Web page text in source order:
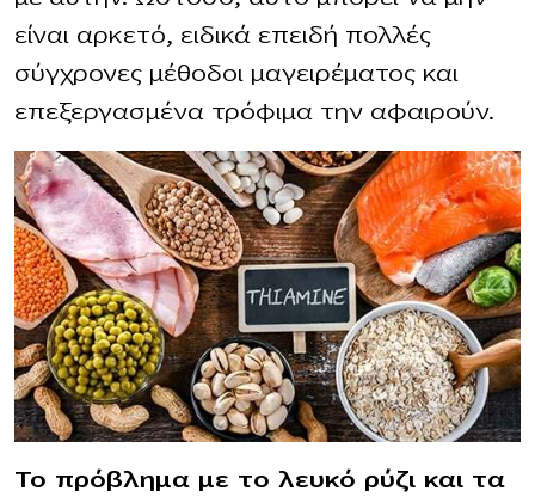
είναι αρκετό, ειδικά επειδή πολλές
σύγχρονες μέθοδοι μαγειρέματος και
επεξεργασμένα τρόφιμα την αφαιρούν.
Το πρόβλημα με το λευκό ρύζι και τα